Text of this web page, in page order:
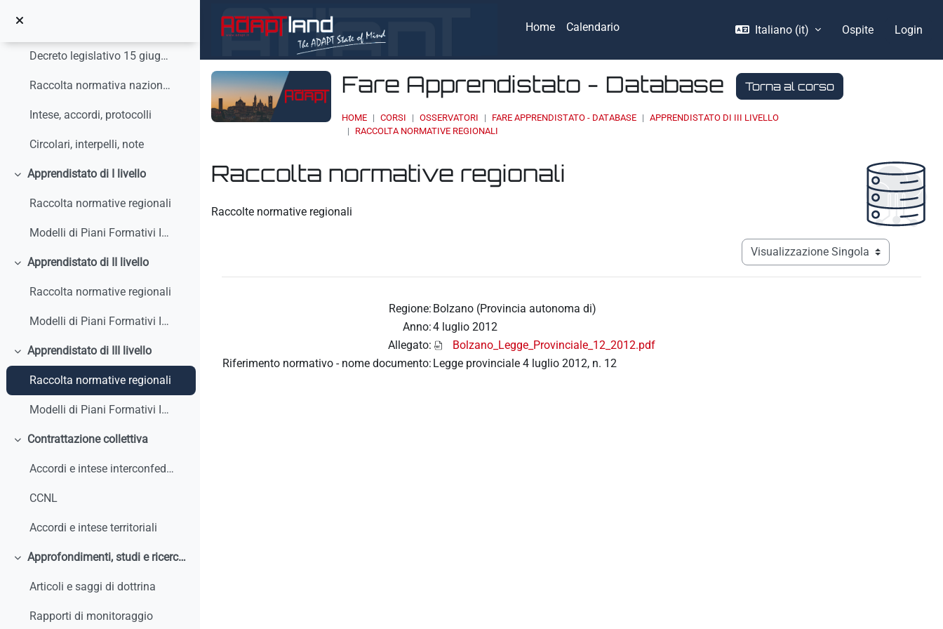
Home Calendario Italiano ‎(it)‎ Ospite Login
Decreto legislativo 15 giugno 2015, n. 81 - Discip...
Raccolta normativa nazionale
Intese, accordi, protocolli
Circolari, interpelli, note
Minimizza
Apprendistato di I livello
Raccolta normative regionali
Modelli di Piani Formativi Individuali
Minimizza
Apprendistato di II livello
Raccolta normative regionali
Modelli di Piani Formativi Individuali
Minimizza
Apprendistato di III livello
Raccolta normative regionali
Modelli di Piani Formativi Individuali
Minimizza
Contrattazione collettiva
Accordi e intese interconfederali
CCNL
Accordi e intese territoriali
Minimizza
Approfondimenti, studi e ricerche
Articoli e saggi di dottrina
Rapporti di monitoraggio
Fare Apprendistato - Database Torna al corso
HOME CORSI OSSERVATORI FARE APPRENDISTATO - DATABASE
APPRENDISTATO DI III LIVELLO
RACCOLTA NORMATIVE REGIONALI
Raccolta normative regionali
Raccolte normative regionali
Navigazione terziaria modalità
Regione: Bolzano (Provincia autonoma di)
Anno:4 luglio 2012
Allegato:
Bolzano_Legge_Provinciale_12_2012.pdf
Riferimento normativo - nome documento: Legge provinciale 4 luglio 2012, n. 12